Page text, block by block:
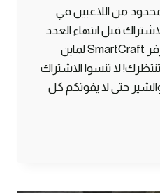
من اللاعبين في
قبل انتهاء العدد
المسموح به.انضم إلى سيرفر SmartCraft لماين
لا تنسوا الاشتراك
حتى لا يفوتكم كل